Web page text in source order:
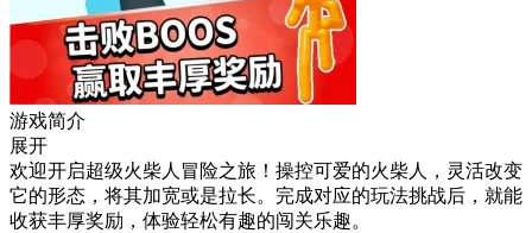
游戏简介
展开
欢迎开启超级火柴人冒险之旅！操控可爱的火柴人，灵活改变
它的形态，将其加宽或是拉长。完成对应的玩法挑战后，就能
收获丰厚奖励，体验轻松有趣的闯关乐趣。